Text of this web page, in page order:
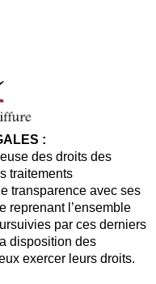
:
des droits des
traitements
transparence avec ses
reprenant l’ensemble
par ces derniers
disposition des
exercer leurs droits.